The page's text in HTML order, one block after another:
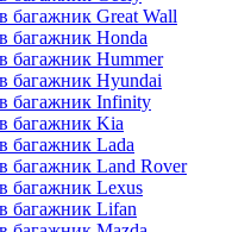
багажник Great Wall
багажник Honda
багажник Hummer
багажник Hyundai
багажник Infinity
багажник Kia
багажник Lada
багажник Land Rover
багажник Lexus
багажник Lifan